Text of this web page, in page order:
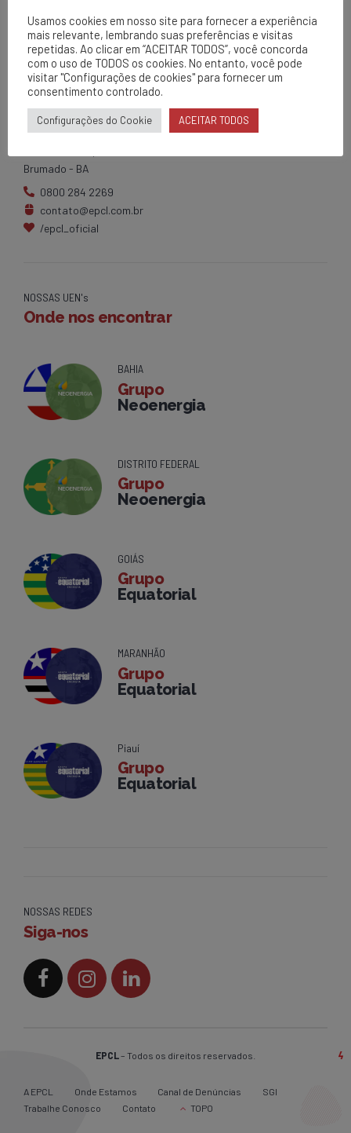
Matriz
Brumado - BA
0800 284 2269
contato@epcl.com.br
/epcl_oficial
NOSSAS UEN's
Onde nos encontrar
BAHIA
Grupo
Neoenergia
DISTRITO FEDERAL
Grupo
Neoenergia
GOIÁS
Grupo
Equatorial
MARANHÃO
Grupo
Equatorial
Piauí
Grupo
Equatorial
NOSSAS REDES
Siga-nos
EPCL– Todos os direitos reservados.
A EPCL Onde Estamos Canal de Denúncias
SGI
Trabalhe Conosco
Contato TOPO
Usamos cookies em nosso site para fornecer a experiência
mais relevante, lembrando suas preferências e visitas
repetidas. Ao clicar em “ACEITAR TODOS”, você concorda
com o uso de TODOS os cookies. No entanto, você pode
visitar "Configurações de cookies" para fornecer um
consentimento controlado.
Configurações do Cookie ACEITAR TODOS